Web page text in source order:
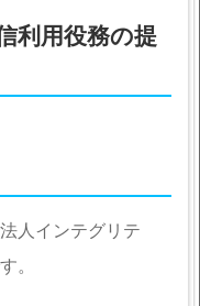
利用役務の提
法人インテグリテ
。